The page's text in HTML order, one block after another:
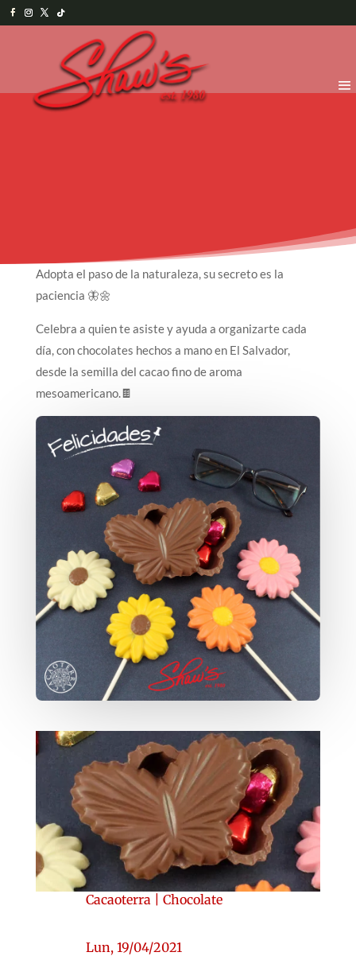
Adopta el paso de la naturaleza, su secreto es la
paciencia 🦋🌼
Celebra a quien te asiste y ayuda a organizarte cada
día, con chocolates hechos a mano en El Salvador,
desde la semilla del cacao fino de aroma
mesoamericano.🍫
Cacaoterra Chocolate
Lun, 19/04/2021